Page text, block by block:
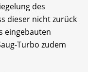
des
dieser nicht zurück
eingebauten
Turbo zudem